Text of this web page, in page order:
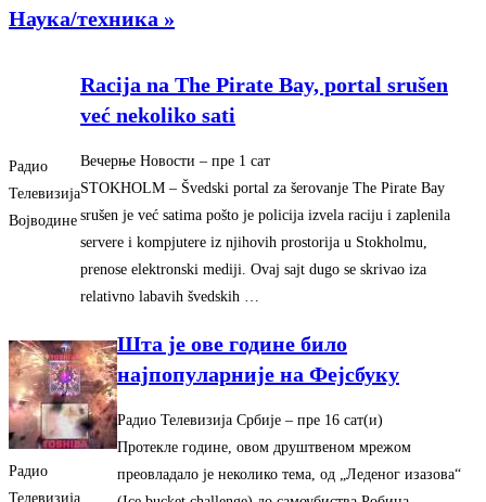
Наука/техника »
Радио
Телевизија
Војводине
Racija na The Pirate Bay, portal srušen
već nekoliko sati
Вечерње Новости – ‎пре 1 сат‎
STOKHOLM – Švedski portal za šerovanje The Pirate Bay
srušen je već satima pošto je policija izvela raciju i zaplenila
servere i kompjutere iz njihovih prostorija u Stokholmu,
prenose elektronski mediji. Ovaj sajt dugo se skrivao iza
relativno labavih švedskih …
Радио
Телевизија
Шта је ове године било
најпопуларније на Фејсбуку
Радио Телевизија Србије – ‎пре 16 сат(и)‎
Протекле године, овом друштвеном мрежом
преовладало је неколико тема, од „Леденог изазова“